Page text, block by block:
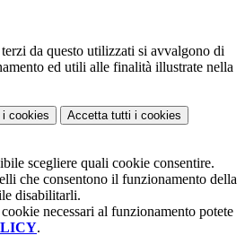
da questo utilizzati si avvalgono di
ed utili alle finalità illustrate nella
i cookies Accetta tutti i cookies
scegliere quali cookie consentire.
che consentono il funzionamento della
disabilitarli.
necessari al funzionamento potete
.